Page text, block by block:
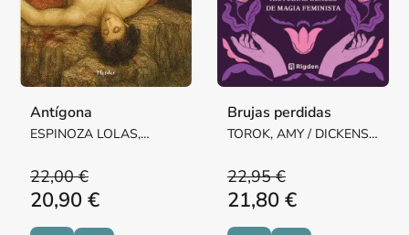
Antígona
ESPINOZA LOLAS,
22,00 €
20,90 €
Brujas perdidas
TOROK, AMY / DICKENS,
22,95 €
21,80 €